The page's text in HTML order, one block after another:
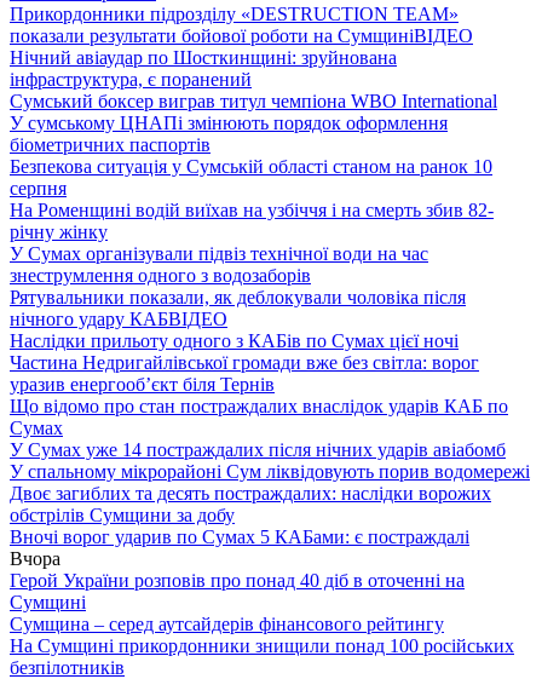
Прикордонники підрозділу «DESTRUCTION TEAM»
показали результати бойової роботи на СумщиніВІДЕО
Нічний авіаудар по Шосткинщині: зруйнована
інфраструктура, є поранений
Сумський боксер виграв титул чемпіона WBO International
У сумському ЦНАПі змінюють порядок оформлення
біометричних паспортів
Безпекова ситуація у Сумській області станом на ранок 10
серпня
На Роменщині водій виїхав на узбіччя і на смерть збив 82-
річну жінку
У Сумах організували підвіз технічної води на час
знеструмлення одного з водозаборів
Рятувальники показали, як деблокували чоловіка після
нічного удару КАБВІДЕО
Наслідки прильоту одного з КАБів по Сумах цієї ночі
Частина Недригайлівської громади вже без світла: ворог
уразив енергооб’єкт біля Тернів
Що відомо про стан постраждалих внаслідок ударів КАБ по
Сумах
У Сумах уже 14 постраждалих після нічних ударів авіабомб
У спальному мікрорайоні Сум ліквідовують порив водомережі
Двоє загиблих та десять постраждалих: наслідки ворожих
обстрілів Сумщини за добу
Вночі ворог ударив по Сумах 5 КАБами: є постраждалі
Вчора
Герой України розповів про понад 40 діб в оточенні на
Сумщині
Сумщина – серед аутсайдерів фінансового рейтингу
На Сумщині прикордонники знищили понад 100 російських
безпілотників